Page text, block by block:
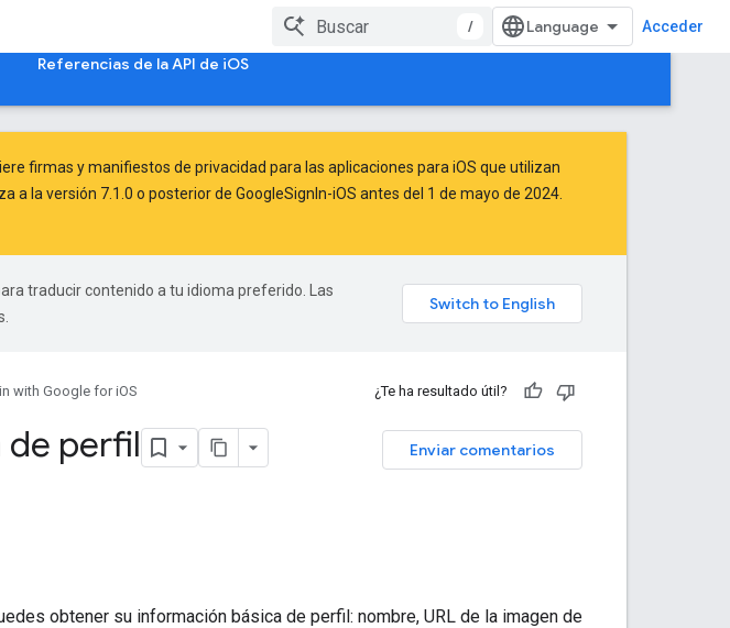
/ Acceder
Referencias de la API de iOS
firmas y manifiestos de privacidad para las aplicaciones para iOS que utilizan
a la versión 7.1.0 o posterior de GoogleSignIn-iOS antes del 1 de mayo de 2024.
traducir contenido a tu idioma preferido. Las
with Google for iOS ¿Te ha resultado útil?
Enviar comentarios
de perfil
obtener su información básica de perfil: nombre, URL de la imagen de